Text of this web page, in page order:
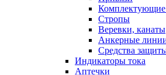
Комплектующие
Стропы
Веревки, канаты
Анкерные
Средства
Индикаторы тока
Аптечки